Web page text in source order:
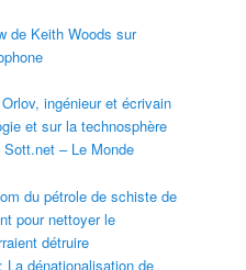
de Keith Woods sur
ingénieur et écrivain
et sur la technosphère
– Le Monde
du pétrole de schiste de
pour nettoyer le
détruire
La dénationalisation de